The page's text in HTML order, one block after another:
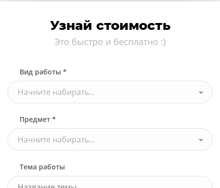
Узнай стоимость
Это быстро и бесплатно :)
Вид работы *
Начните набирать...
Предмет *
Начните набирать...
Тема работы